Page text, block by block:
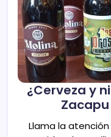
¿Cerveza y
Llama la